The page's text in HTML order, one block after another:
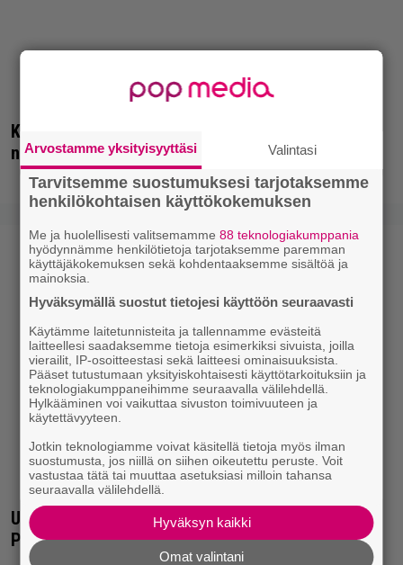
Koululaisille jaetaan ilmaisia heijastinreppuja –
näin voit lunastaa omasi S-marketista
Uuno: Hjallis Harkimo menee naimisiin Jasmine
Pajarin kanssa
Arvostamme yksityisyyttäsi Valintasi
Tarvitsemme suostumuksesi tarjotaksemme
henkilökohtaisen käyttökokemuksen
Me ja huolellisesti valitsemamme88 teknologiakumppania
hyödynnämme henkilötietoja tarjotaksemme paremman
käyttäjäkokemuksen sekä kohdentaaksemme sisältöä ja
mainoksia.
Hyväksymällä suostut tietojesi käyttöön seuraavasti
Käytämme laitetunnisteita ja tallennamme evästeitä
laitteellesi saadaksemme tietoja esimerkiksi sivuista, joilla
vierailit, IP-osoitteestasi sekä laitteesi ominaisuuksista.
Pääset tutustumaan yksityiskohtaisesti käyttötarkoituksiin ja
teknologiakumppaneihimme seuraavalla välilehdellä.
Hylkääminen voi vaikuttaa sivuston toimivuuteen ja
käytettävyyteen.
Jotkin teknologiamme voivat käsitellä tietoja myös ilman
suostumusta, jos niillä on siihen oikeutettu peruste. Voit
vastustaa tätä tai muuttaa asetuksiasi milloin tahansa
seuraavalla välilehdellä.
Hyväksyn kaikki
Omat valintani